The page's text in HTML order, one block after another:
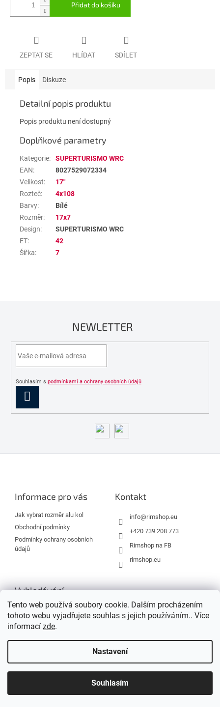
Tento web používá soubory cookie. Dalším procházením
tohoto webu vyjadřujete souhlas s jejich používáním.. Více
informací zde.
Nastavení
Souhlasím
Přidat do košíku
ZEPTAT SE HLÍDAT SDÍLET
Popis Diskuze
Detailní popis produktu
Popis produktu není dostupný
Doplňkové parametry
Kategorie:
SUPERTURISMO WRC
EAN:
8027529072334
Velikost:
17"
Rozteč:
4x108
Barvy:
Bílé
Rozměr:
17x7
Design:
SUPERTURISMO WRC
ET:
42
Šířka: 7
NEWLETTER
Souhlasím s podmínkami a ochrany osobních údajů
SE
Informace pro vás
Jak vybrat rozměr alu kol
Obchodní podmínky
Podmínky ochrany osobních
údajů
Kontakt
info@rimshop.eu
+420 739 208 773
Rimshop na FB
rimshop.eu
Vyhledávání
HLEDAT
Vytvořil Shoptet